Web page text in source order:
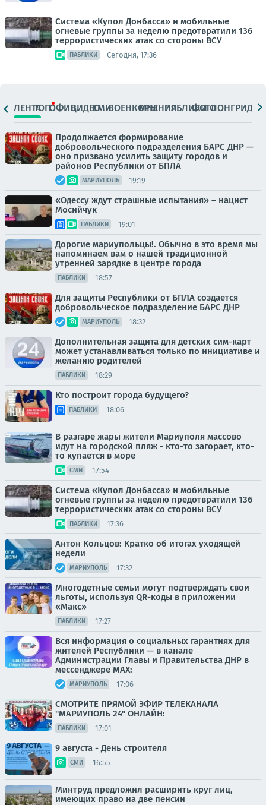
Система «Купол Донбасса» и мобильные
огневые группы за неделю предотвратили 136
террористических атак со стороны ВСУ
ПАБЛИКИ Сегодня, 17:36
ЛЕНТАТОПОФИЦ.ВИДЕОСМИВОЕНКОРЫМНЕНИЯПАБЛИКИ
ФОТОЛОНГРИДЫ
Продолжается формирование
добровольческого подразделения БАРС ДНР —
оно призвано усилить защиту городов и
районов Республики от БПЛА
МАРИУПОЛЬ 19:19
«Одессу ждут страшные испытания» – нацист
Мосийчук
ПАБЛИКИ 19:01
Дорогие мариупольцы!. Обычно в это время мы
напоминаем вам о нашей традиционной
утренней зарядке в центре города
ПАБЛИКИ 18:57
Для защиты Республики от БПЛА создается
добровольческое подразделение БАРС ДНР
МАРИУПОЛЬ 18:32
Дополнительная защита для детских сим-карт
может устанавливаться только по инициативе и
желанию родителей
ПАБЛИКИ 18:29
Кто построит города будущего?
ПАБЛИКИ 18:06
В разгаре жары жители Мариуполя массово
идут на городской пляж - кто-то загорает, кто-
то купается в море
СМИ 17:54
Система «Купол Донбасса» и мобильные
огневые группы за неделю предотвратили 136
террористических атак со стороны ВСУ
ПАБЛИКИ 17:36
Антон Кольцов: Кратко об итогах уходящей
недели
МАРИУПОЛЬ 17:32
Многодетные семьи могут подтверждать свои
льготы, используя QR-коды в приложении
«Макс»
ПАБЛИКИ 17:27
Вся информация о социальных гарантиях для
жителей Республики — в канале
Администрации Главы и Правительства ДНР в
мессенджере MAX:
МАРИУПОЛЬ 17:06
СМОТРИТЕ ПРЯМОЙ ЭФИР ТЕЛЕКАНАЛА
"МАРИУПОЛЬ 24" ОНЛАЙН:
ПАБЛИКИ 17:01
9 августа - День строителя
СМИ 16:55
Минтруд предложил расширить круг лиц,
имеющих право на две пенсии